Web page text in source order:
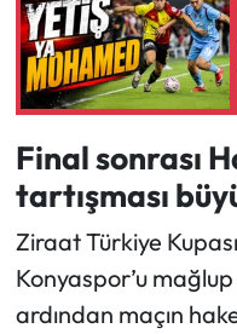
Final sonrası
tartışması
Ziraat Türkiye
Konyaspor’u
ardından maçın